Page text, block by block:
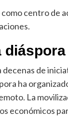
centro de
decenas de
ha
La
económicos